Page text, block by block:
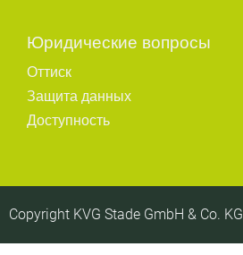
Юридические вопросы
Оттиск
Защита данных
Доступность
Copyright KVG Stade GmbH & Co. KG